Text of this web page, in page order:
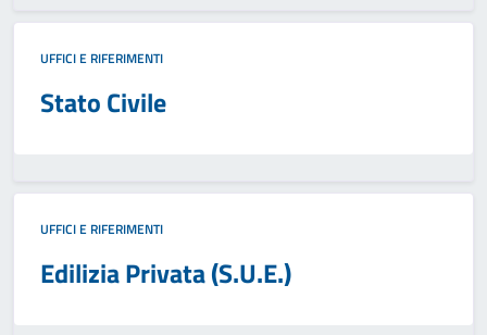
UFFICI E RIFERIMENTI
Stato Civile
UFFICI E RIFERIMENTI
Edilizia Privata (S.U.E.)